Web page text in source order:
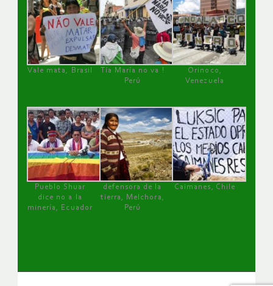
Vale mata, Brasil
Tía María no va !
Perú
Orinoco,
Venezuela
Pueblo Shuar
dice no a la
minería, Ecuador
defensora de la
tierra, Melchora,
Perú
Caimanes, Chile